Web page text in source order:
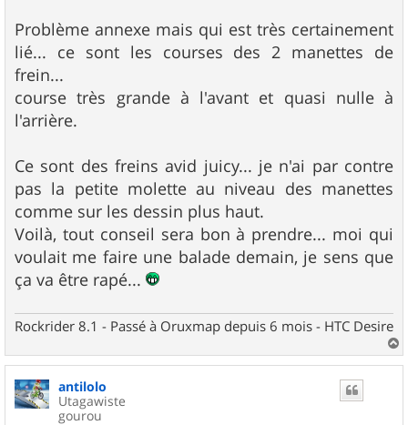
Problème annexe mais qui est très certainement
lié... ce sont les courses des 2 manettes de
frein...
course très grande à l'avant et quasi nulle à
l'arrière.
Ce sont des freins avid juicy... je n'ai par contre
pas la petite molette au niveau des manettes
comme sur les dessin plus haut.
Voilà, tout conseil sera bon à prendre... moi qui
voulait me faire une balade demain, je sens que
ça va être rapé...
Rockrider 8.1 - Passé à Oruxmap depuis 6 mois - HTC Desire
a
antilolo
Utagawiste
gourou